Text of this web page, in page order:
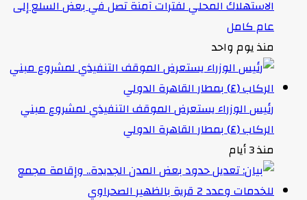
الاستهلاك المحلي لفترات آمنة تصل في بعض السلع إلى
عام كامل
منذ يوم واحد
رئيس الوزراء يستعرض الموقف التنفيذي لمشروع مبني
الركاب (٤) بمطار القاهرة الدولي
منذ 3 أيام